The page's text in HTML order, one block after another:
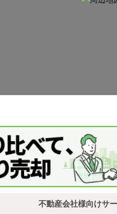
不動産会社様向けサ